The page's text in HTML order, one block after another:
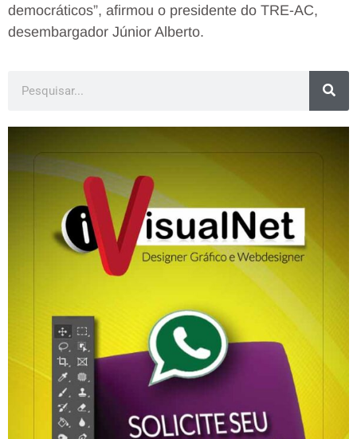
democráticos”, afirmou o presidente do TRE-AC,
desembargador Júnior Alberto.